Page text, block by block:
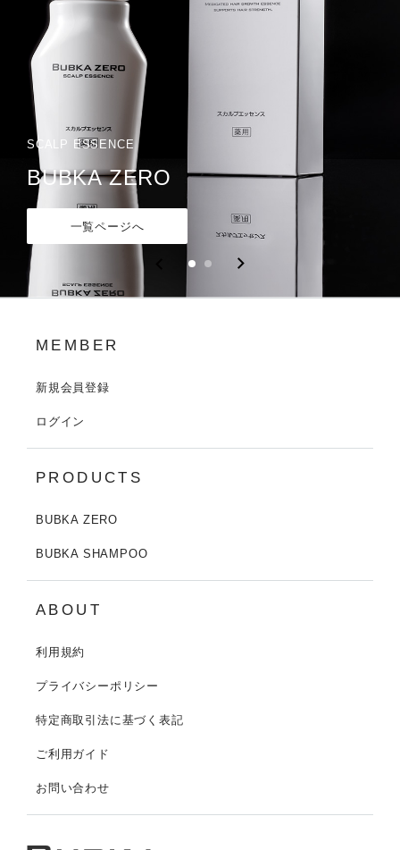
SCALP ESSENCE
BUBKA ZERO
一覧ページへ
SCALP CARE SHAMPOO
BUBKA SHAMPOO
一覧ページへ
MEMBER
新規会員登録
ログイン
PRODUCTS
BUBKA ZERO
BUBKA SHAMPOO
ABOUT
利用規約
プライバシーポリシー
特定商取引法に基づく表記
ご利用ガイド
お問い合わせ